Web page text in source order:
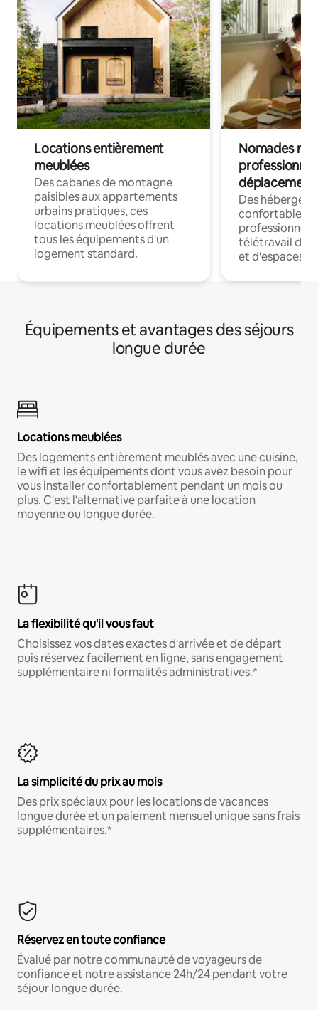
Locations entièrement
meublées
Des cabanes de montagne
paisibles aux appartements
urbains pratiques, ces
locations meublées offrent
tous les équipements d'un
logement standard.
Nomades
déplacement
Des
confortables
professionnels
télétravail
et d'espaces
Équipements et avantages des séjours
longue durée
Locations meublées
Des logements entièrement meublés avec une cuisine,
le wifi et les équipements dont vous avez besoin pour
vous installer confortablement pendant un mois ou
plus. C'est l'alternative parfaite à une location
moyenne ou longue durée.
La flexibilité qu'il vous faut
Choisissez vos dates exactes d'arrivée et de départ
puis réservez facilement en ligne, sans engagement
supplémentaire ni formalités administratives.*
La simplicité du prix au mois
Des prix spéciaux pour les locations de vacances
longue durée et un paiement mensuel unique sans frais
supplémentaires.*
Réservez en toute confiance
Évalué par notre communauté de voyageurs de
confiance et notre assistance 24h/24 pendant votre
séjour longue durée.